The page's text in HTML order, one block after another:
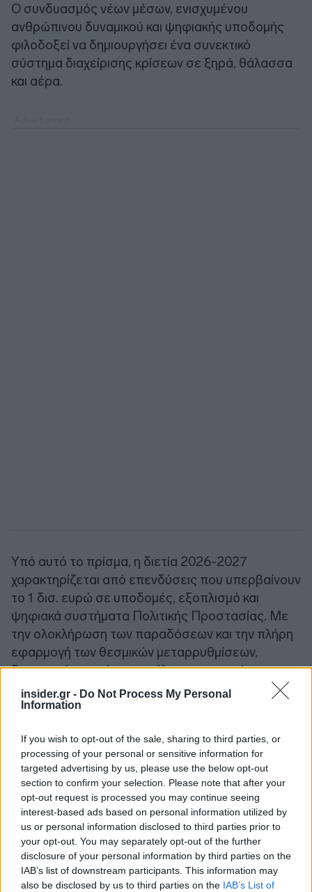
insider.gr - Do Not Process My Personal
Information
If you wish to opt-out of the sale, sharing to third parties, or
processing of your personal or sensitive information for
targeted advertising by us, please use the below opt-out
section to confirm your selection. Please note that after your
opt-out request is processed you may continue seeing
interest-based ads based on personal information utilized by
us or personal information disclosed to third parties prior to
your opt-out. You may separately opt-out of the further
disclosure of your personal information by third parties on the
IAB’s list of downstream participants. This information may
also be disclosed by us to third parties on the IAB’s List of
Ο συνδυασμός νέων μέσων, ενισχυμένου
ανθρώπινου δυναμικού και ψηφιακής υποδομής
φιλοδοξεί να δημιουργήσει ένα συνεκτικό
σύστημα διαχείρισης κρίσεων σε ξηρά, θάλασσα
και αέρα.
Υπό αυτό το πρίσμα, η διετία 2026-2027
χαρακτηρίζεται από επενδύσεις που υπερβαίνουν
το 1 δισ. ευρώ σε υποδομές, εξοπλισμό και
ψηφιακά συστήματα Πολιτικής Προστασίας. Με
την ολοκλήρωση των παραδόσεων και την πλήρη
εφαρμογή των θεσμικών μεταρρυθμίσεων,
διαμορφώνεται ένα μοντέλο που στοχεύει στη
μείωση απωλειών, στον περιορισμό υλικών ζημιών
και στην αύξηση της ανθεκτικότητας απέναντι
κρίση.
Η οικονομική εξίσωση των φυσικών
καταστροφών και της πρόληψης
στην Ελλάδα
Τα διαθέσιμα ευρωπαϊκά στοιχεία δείχνουν ότι το
οικονομικό αποτύπωμα τωνφυσικών